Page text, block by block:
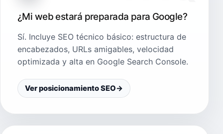
¿Mi web estará preparada para Google?
Sí. Incluye SEO técnico básico: estructura de
encabezados, URLs amigables, velocidad
optimizada y alta en Google Search Console.
Ver posicionamiento SEO→